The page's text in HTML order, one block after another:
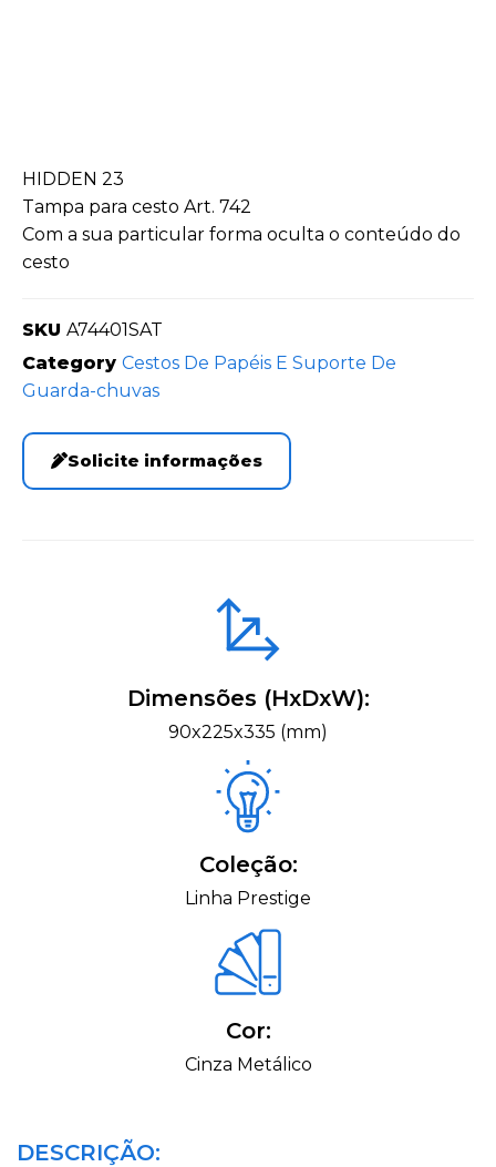
HIDDEN 23
Tampa para cesto Art. 742
Com a sua particular forma oculta o conteúdo do
cesto
SKU A74401SAT
Category Cestos De Papéis E Suporte De
Guarda-chuvas
Solicite informações
Dimensões (HxDxW):
90x225x335 (mm)
Coleção:
Linha Prestige
Cor:
Cinza Metálico
DESCRIÇÃO: